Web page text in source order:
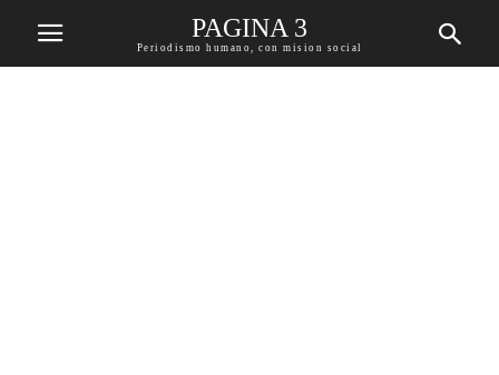
PAGINA 3
Periodismo humano, con mision social